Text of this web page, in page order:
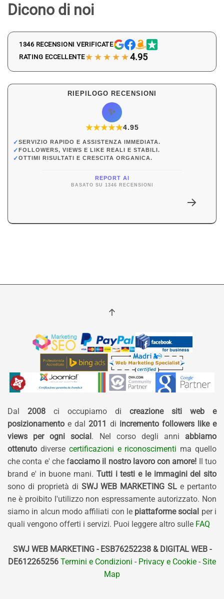
Dicono di noi
1346 RECENSIONI VERIFICATE
RATING ECCELLENTE★★★★★4.95
RIEPILOGO RECENSIONI
✨
★★★★★
★4.95
✓SERVIZIO RAPIDO E ASSISTENZA IMMEDIATA.
✓FOLLOWERS, VIEWS E LIKE REALI E STABILI.
✓OTTIMI RISULTATI E CRESCITA ORGANICA.
REPORT AI
BASATO SU 1346 RECENSIONI
Dal 2008 ci occupiamo di creazione siti web e
posizionamento e dal 2011 di incremento followers like e
views per ogni social. Nel corso degli anni abbiamo
ottenuto diverse certificazioni e riconoscimenti ma quello
che conta e' che facciamo il nostro lavoro con amore! Il tuo
brand e' in buone mani. Tutti i testi e le immagini del sito
sono di proprietà di SWJ WEB MARKETING SL e pertanto
ne è proibito l'utilizzo non espressamente autorizzato. Non
siamo in alcun modo affiliati con le piattaforme social per i
quali vengono offerti i servizi. Puoi leggere altro sulle FAQ
SWJ WEB MARKETING - ESB76252238 & DIGITAL WEB -
DE612265256 Termini e Condizioni - Privacy e Cookie - Site
Map